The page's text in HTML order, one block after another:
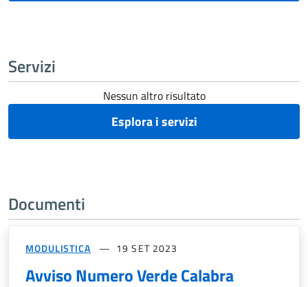
Servizi
Nessun altro risultato
Esplora i servizi
Documenti
MODULISTICA 19 SET 2023
Avviso Numero Verde Calabra